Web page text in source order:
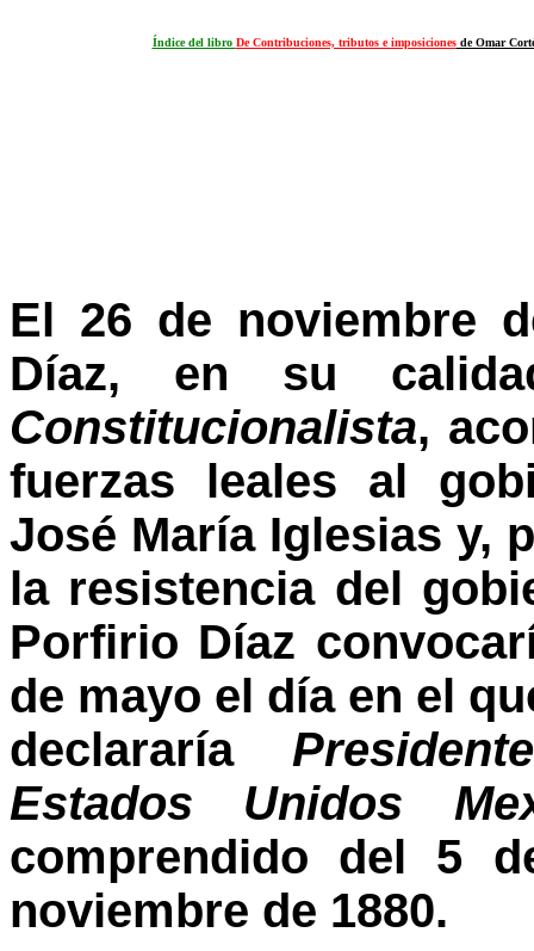
Índice del libro De Contribuciones, tributos e imposicionesde Omar
El 26 de noviembre
Díaz, en su
Constitucionalista,
fuerzas leales al
José María Iglesias y,
la resistencia del
Porfirio Díaz
de mayo el día en el
declararía
Estados Unidos
comprendido del 5
noviembre de 1880.